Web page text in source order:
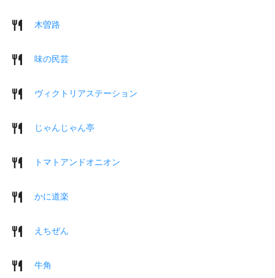
木曽路
味の民芸
ヴィクトリアステーション
じゃんじゃん亭
トマトアンドオニオン
かに道楽
えちぜん
牛角